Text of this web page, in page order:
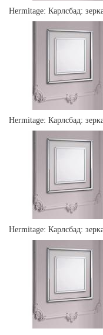
Hermitage: Карлсбад:
Hermitage: Карлсбад:
Hermitage: Карлсбад: